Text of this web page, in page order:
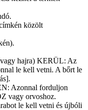
közölt
hajra) KERÜL: Az
le kell vetni. A bőrt le
Azonnal forduljon
vagy orvoshoz.
le kell vetni és újbóli